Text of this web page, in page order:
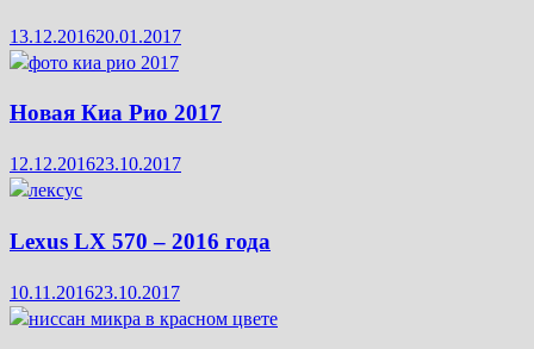
13.12.201620.01.2017
Новая Киа Рио 2017
12.12.201623.10.2017
Lexus LX 570 – 2016 года
10.11.201623.10.2017